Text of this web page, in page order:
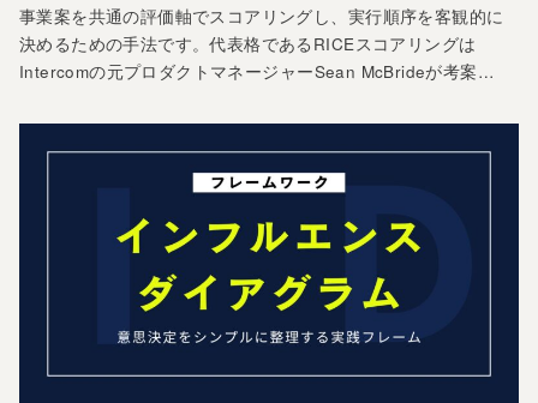
事業案を共通の評価軸でスコアリングし、実行順序を客観的に
決めるための手法です。代表格であるRICEスコアリングは
Intercomの元プロダクトマネージャーSean McBrideが考案…